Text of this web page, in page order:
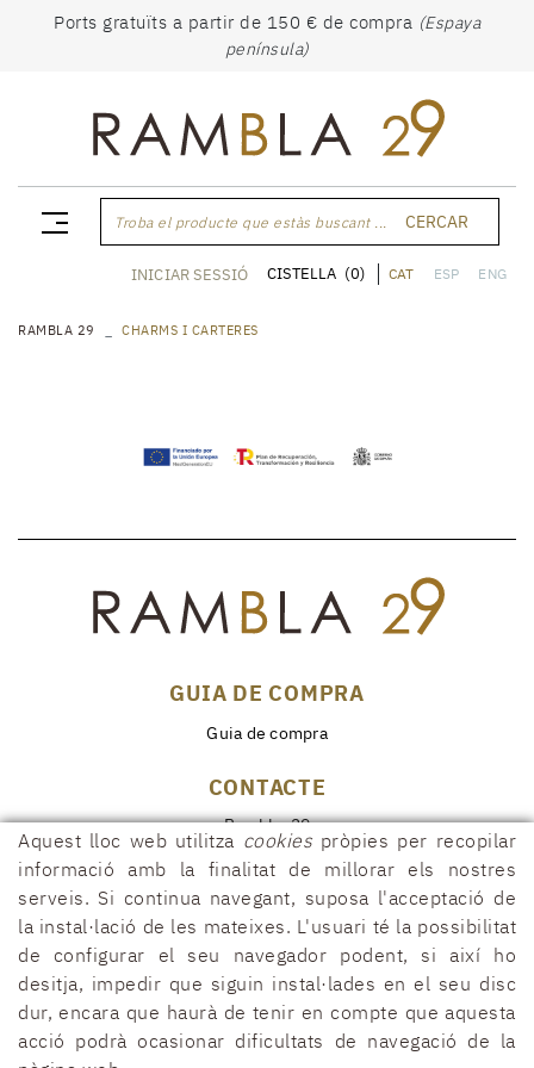
Ports gratuïts a partir de 150 € de compra (Espaya
península)
Troba el producte que estàs buscant ... CERCAR
CAT ESP ENG
INICIAR SESSIÓ CISTELLA (0)
RAMBLA 29 CHARMS I CARTERES
GUIA DE COMPRA
Guia de compra
CONTACTE
Rambla, 29
17600 FIGUERES (Girona)
972 50 00 07
690 91 26 40
rambla29@rambla29.com
Aquest lloc web utilitza cookies pròpies per recopilar
informació amb la finalitat de millorar els nostres
serveis. Si continua navegant, suposa l'acceptació de
la instal·lació de les mateixes. L'usuari té la possibilitat
de configurar el seu navegador podent, si així ho
desitja, impedir que siguin instal·lades en el seu disc
dur, encara que haurà de tenir en compte que aquesta
acció podrà ocasionar dificultats de navegació de la